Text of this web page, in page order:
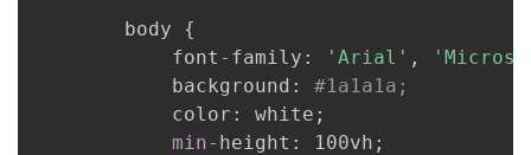
        body
{
            font
- family : 'Arial' ,
            background
:
#1a1a1a;
            color
: white ;
min- height : 100vh ;